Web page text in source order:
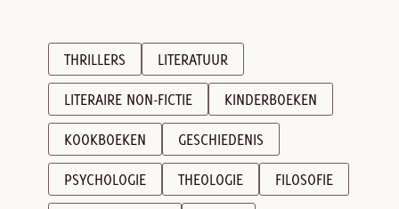
THRILLERS LITERATUUR
LITERAIRE NON-FICTIE KINDERBOEKEN
KOOKBOEKEN GESCHIEDENIS
PSYCHOLOGIE THEOLOGIE FILOSOFIE